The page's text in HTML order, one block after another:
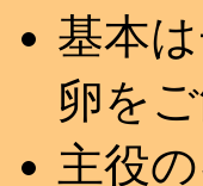
基本
卵を
主役